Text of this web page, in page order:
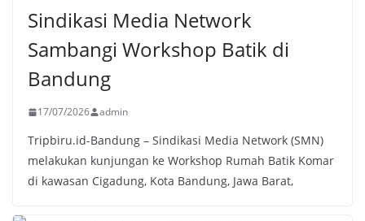
Sindikasi Media Network
Sambangi Workshop Batik di
Bandung
17/07/2026 admin
Tripbiru.id-Bandung – Sindikasi Media Network (SMN)
melakukan kunjungan ke Workshop Rumah Batik Komar
di kawasan Cigadung, Kota Bandung, Jawa Barat,